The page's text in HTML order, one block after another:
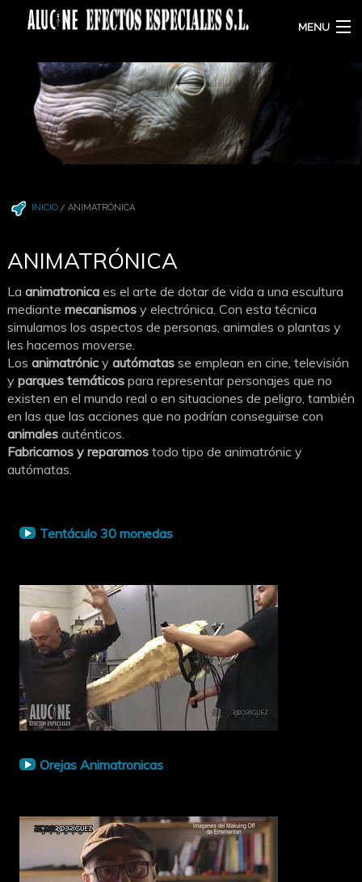
MENU
Quienes somos
Efectos especiales
Cine y TV
Alquiler y venta
Animatrónica
INICIO ANIMATRÓNICA
ANIMATRÓNICA
La animatronica es el arte de dotar de vida a una escultura
mediante mecanismos y electrónica. Con esta técnica
simulamos los aspectos de personas, animales o plantas y
les hacemos moverse.
Los animatrónic y autómatas se emplean en cine, televisión
y parques temáticos para representar personajes que no
existen en el mundo real o en situaciones de peligro, también
en las que las acciones que no podrían conseguirse con
animales auténticos.
Fabricamos y reparamos todo tipo de animatrónic y
autómatas.
Tentáculo 30 monedas
Orejas Animatronicas